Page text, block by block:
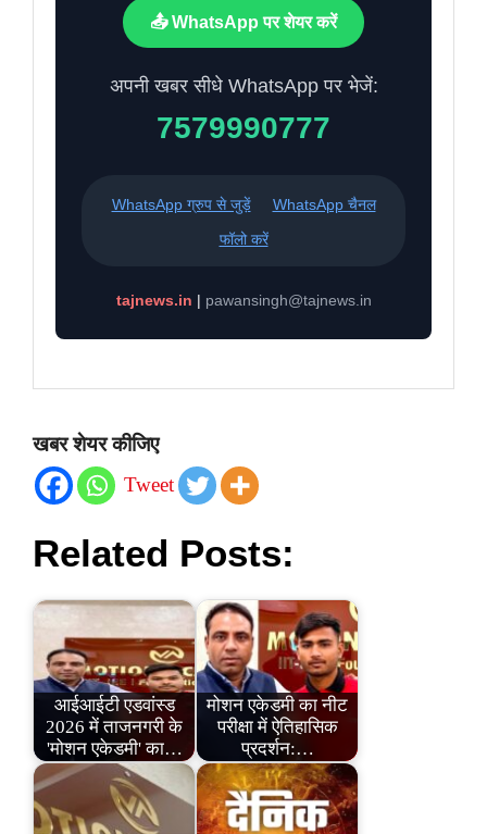
📤 WhatsApp पर शेयर करें
अपनी खबर सीधे WhatsApp पर भेजें:
7579990777
WhatsApp ग्रुप से जुड़ें
WhatsApp चैनल
फॉलो करें
tajnews.in | pawansingh@tajnews.in
खबर शेयर कीजिए
Tweet
Related Posts:
आईआईटी एडवांस्ड
2026 में ताजनगरी के
'मोशन एकेडमी' का…
मोशन एकेडमी का नीट
परीक्षा में ऐतिहासिक
प्रदर्शन:…